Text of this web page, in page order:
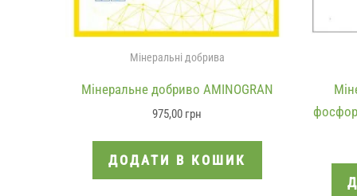
Мінеральні добрива
Мінеральне добриво AMINOGRAN
975,00 грн
ДОДАТИ В КОШИК